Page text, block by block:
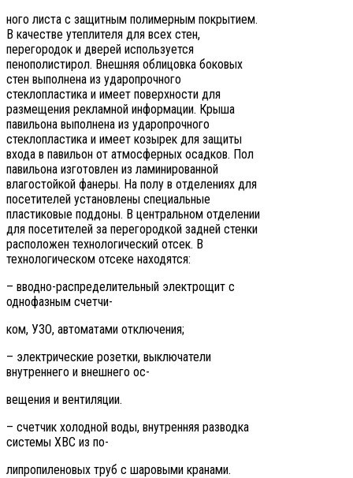
ного листа с защитным полимерным покрытием.
В качестве утеплителя для всех стен,
перегородок и дверей используется
пенополистирол. Внешняя облицовка боковых
стен выполнена из ударопрочного
стеклопластика и имеет поверхности для
размещения рекламной информации. Крыша
павильона выполнена из ударопрочного
стеклопластика и имеет козырек для защиты
входа в павильон от атмосферных осадков. Пол
павильона изготовлен из ламинированной
влагостойкой фанеры. На полу в отделениях для
посетителей установлены специальные
пластиковые поддоны. В центральном отделении
для посетителей за перегородкой задней стенки
расположен технологический отсек. В
технологическом отсеке находятся:
– вводно-распределительный электрощит с
однофазным счетчи-
ком, УЗО, автоматами отключения;
– электрические розетки, выключатели
внутреннего и внешнего ос-
вещения и вентиляции.
– счетчик холодной воды, внутренняя разводка
системы ХВС из по-
липропиленовых труб с шаровыми кранами.